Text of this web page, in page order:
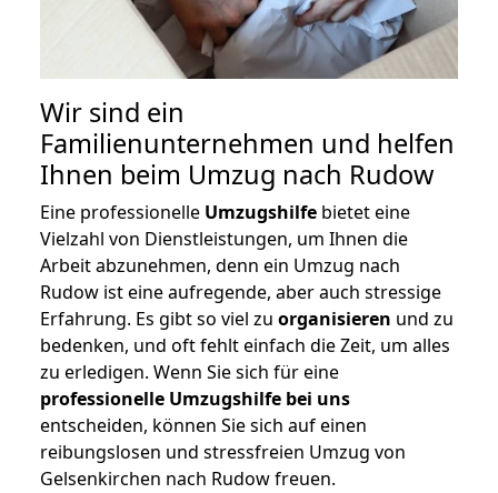
Wir sind ein
Familienunternehmen und helfen
Ihnen beim Umzug nach Rudow
Eine professionelle Umzugshilfe bietet eine
Vielzahl von Dienstleistungen, um Ihnen die
Arbeit abzunehmen, denn ein Umzug nach
Rudow ist eine aufregende, aber auch stressige
Erfahrung. Es gibt so viel zu organisieren und zu
bedenken, und oft fehlt einfach die Zeit, um alles
zu erledigen. Wenn Sie sich für eine
professionelle Umzugshilfe bei uns
entscheiden, können Sie sich auf einen
reibungslosen und stressfreien Umzug von
Gelsenkirchen nach Rudow freuen.